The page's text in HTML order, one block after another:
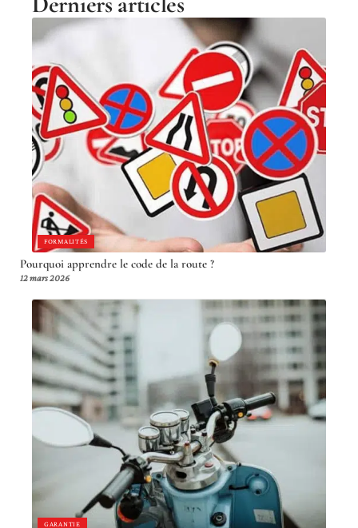
FORMALITÉS
Pourquoi apprendre le code de la route ?
12 mars 2026
GARANTIE